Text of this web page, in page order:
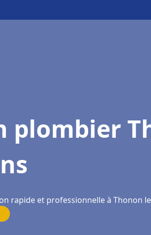
plombier
rapide et professionnelle à Thonon